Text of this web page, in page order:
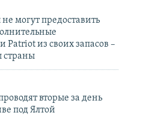
могут предоставить
Patriot из своих запасов –
вторые за день
под Ялтой